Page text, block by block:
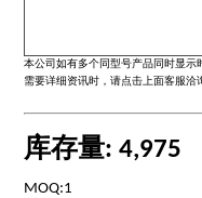
本公司如有多个同型号产品同时显示
需要详细资讯时，请点击上面客服洽
库存量: 4,975
MOQ:1